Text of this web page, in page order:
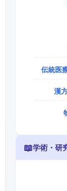
伝統医
漢
📖学術・研